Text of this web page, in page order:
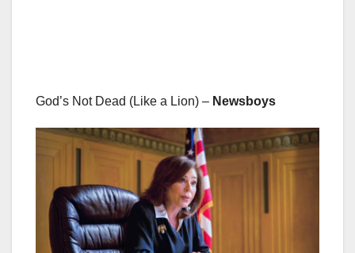
God’s Not Dead (Like a Lion) – Newsboys